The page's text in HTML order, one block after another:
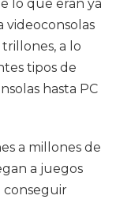
lo que eran ya
videoconsolas
a lo
tipos de
hasta PC
a millones de
a juegos
conseguir